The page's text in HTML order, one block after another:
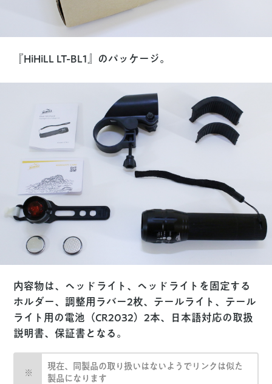
『HiHiLL LT-BL1』のパッケージ。
内容物は、ヘッドライト、ヘッドライトを固定する
ホルダー、調整用ラバー2枚、テールライト、テール
ライト用の電池（CR2032）2本、日本語対応の取扱
説明書、保証書となる。
現在、同製品の取り扱いはないようでリンクは似た
製品になります